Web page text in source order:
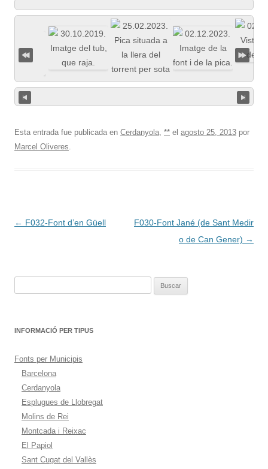
Esta entrada fue publicada en Cerdanyola, ** el agosto 25, 2013 por
Marcel Oliveres.
Navegación
← F032-Font d’en Güell
F030-Font Jané (de Sant Medir
o de Can Gener) →
INFORMACIÓ PER TIPUS
Fonts per Municipis
Barcelona
Cerdanyola
Esplugues de Llobregat
Molins de Rei
Montcada i Reixac
El Papiol
Sant Cugat del Vallès